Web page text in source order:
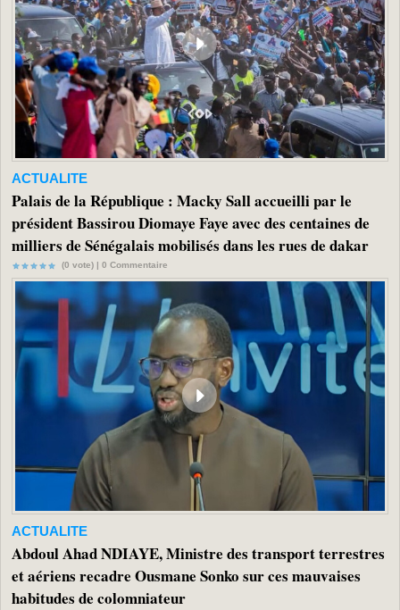
ACTUALITE
Palais de la République : Macky Sall accueilli par le
président Bassirou Diomaye Faye avec des centaines de
milliers de Sénégalais mobilisés dans les rues de dakar
(0 vote) | 0 Commentaire
ACTUALITE
Abdoul Ahad NDIAYE, Ministre des transport terrestres
et aériens recadre Ousmane Sonko sur ces mauvaises
habitudes de colomniateur